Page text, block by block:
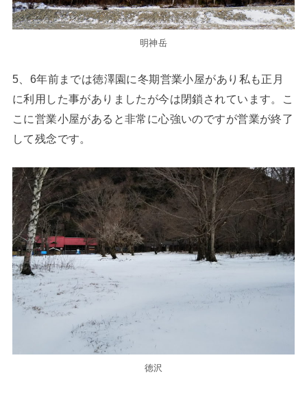
明神岳
5、6年前までは徳澤園に冬期営業小屋があり私も正月
に利用した事がありましたが今は閉鎖されています。こ
こに営業小屋があると非常に心強いのですが営業が終了
して残念です。
徳沢